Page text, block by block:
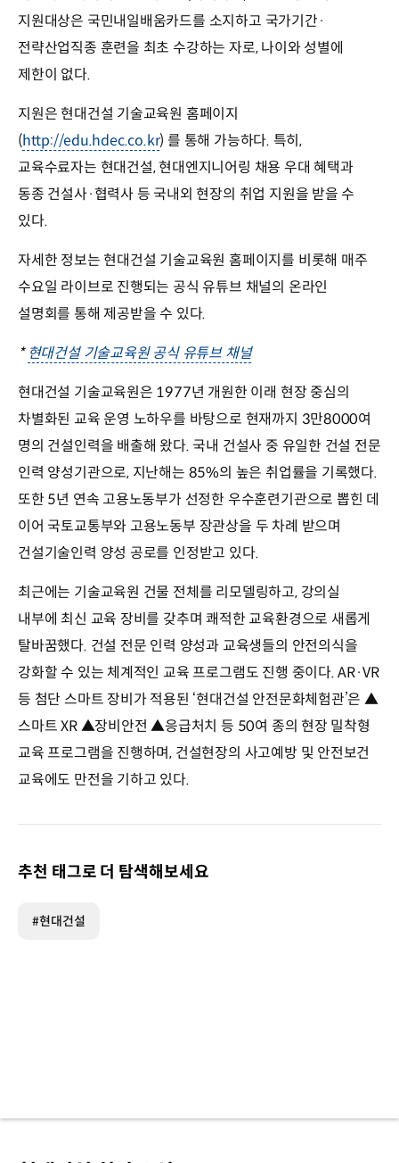
지원대상은 국민내일배움카드를 소지하고 국가기간·
전략산업직종 훈련을 최초 수강하는 자로, 나이와 성별에
제한이 없다.
지원은 현대건설 기술교육원 홈페이지
(http://edu.hdec.co.kr) 를 통해 가능하다. 특히,
교육수료자는 현대건설, 현대엔지니어링 채용 우대 혜택과
동종 건설사·협력사 등 국내외 현장의 취업 지원을 받을 수
있다.
자세한 정보는 현대건설 기술교육원 홈페이지를 비롯해 매주
수요일 라이브로 진행되는 공식 유튜브 채널의 온라인
설명회를 통해 제공받을 수 있다.
* 현대건설 기술교육원 공식 유튜브 채널
현대건설 기술교육원은 1977년 개원한 이래 현장 중심의
차별화된 교육 운영 노하우를 바탕으로 현재까지 3만8000여
명의 건설인력을 배출해 왔다. 국내 건설사 중 유일한 건설 전문
인력 양성기관으로, 지난해는 85%의 높은 취업률을 기록했다.
또한 5년 연속 고용노동부가 선정한 우수훈련기관으로 뽑힌 데
이어 국토교통부와 고용노동부 장관상을 두 차례 받으며
건설기술인력 양성 공로를 인정받고 있다.
최근에는 기술교육원 건물 전체를 리모델링하고, 강의실
내부에 최신 교육 장비를 갖추며 쾌적한 교육환경으로 새롭게
탈바꿈했다. 건설 전문 인력 양성과 교육생들의 안전의식을
강화할 수 있는 체계적인 교육 프로그램도 진행 중이다. AR·VR
등 첨단 스마트 장비가 적용된 ‘현대건설 안전문화체험관’은 ▲
스마트 XR ▲장비안전 ▲응급처치 등 50여 종의 현장 밀착형
교육 프로그램을 진행하며, 건설현장의 사고예방 및 안전보건
교육에도 만전을 기하고 있다.
추천 태그로 더 탐색해보세요
#현대건설